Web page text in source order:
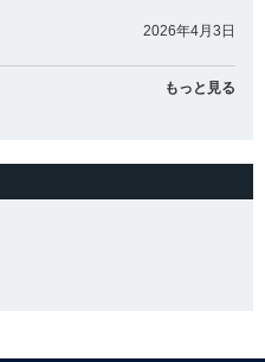
2026年4月3日
もっと見る